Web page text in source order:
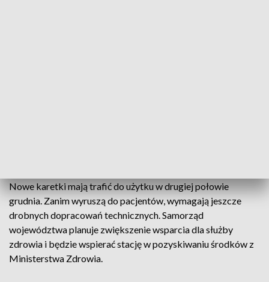
Nowe karetki mają trafić do użytku w drugiej połowie
grudnia. Zanim wyruszą do pacjentów, wymagają jeszcze
drobnych dopracowań technicznych. Samorząd
województwa planuje zwiększenie wsparcia dla służby
zdrowia i będzie wspierać stację w pozyskiwaniu środków z
Ministerstwa Zdrowia.